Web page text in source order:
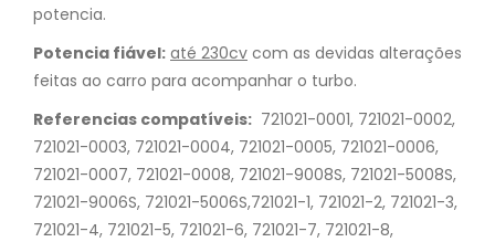
potencia.
Potencia fiável: até 230cv com as devidas alterações
feitas ao carro para acompanhar o turbo.
Referencias compatíveis: 721021-0001, 721021-0002,
721021-0003, 721021-0004, 721021-0005, 721021-0006,
721021-0007, 721021-0008, 721021-9008S, 721021-5008S,
721021-9006S, 721021-5006S,721021-1, 721021-2, 721021-3,
721021-4, 721021-5, 721021-6, 721021-7, 721021-8,